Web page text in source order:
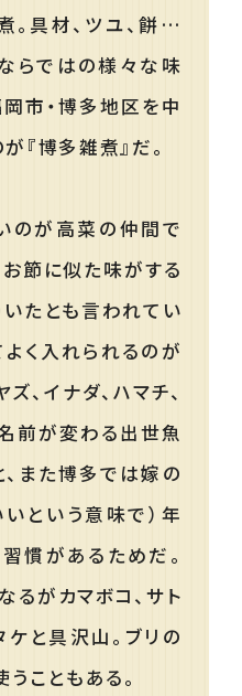
。具材、ツユ、餅…
らではの様々な味
市・博多地区を中
『博多雑煮』だ。
のが高菜の仲間で
お節に似た味がする
たとも言われてい
よく入れられるのが
、イナダ、ハマチ、
前が変わる出世魚
また博多では嫁の
という意味で）年
慣があるためだ。
るがカマボコ、サト
ケと具沢山。ブリの
こともある。